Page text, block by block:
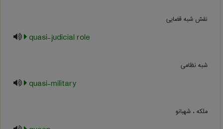
نقش شبه قضایی
quasi-judicial role
شبه نظامی
quasi-military
ملکه ، شهبانو